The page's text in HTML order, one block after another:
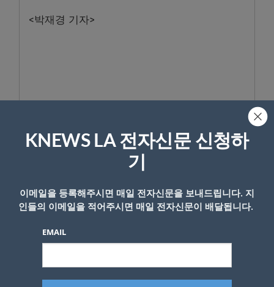
<박재경 기자>
이메일 주소는 공개되지 않습니다. 필수 필드는*로 표시됩니
*
KNEWS LA 전자신문 신청하
기
이메일을 등록해주시면 매일 전자신문을 보내드립니다. 지
인들의 이메일을 적어주시면 매일 전자신문이 배달됩니다.
EMAIL